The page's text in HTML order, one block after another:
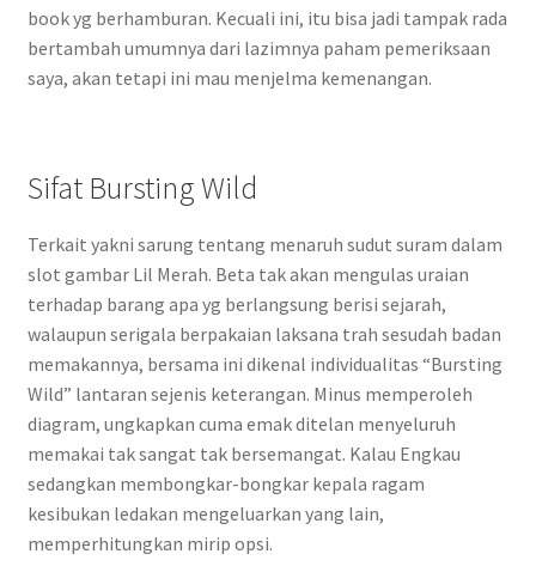
book yg berhamburan. Kecuali ini, itu bisa jadi tampak rada
bertambah umumnya dari lazimnya paham pemeriksaan
saya, akan tetapi ini mau menjelma kemenangan.
Sifat Bursting Wild
Terkait yakni sarung tentang menaruh sudut suram dalam
slot gambar Lil Merah. Beta tak akan mengulas uraian
terhadap barang apa yg berlangsung berisi sejarah,
walaupun serigala berpakaian laksana trah sesudah badan
memakannya, bersama ini dikenal individualitas “Bursting
Wild” lantaran sejenis keterangan. Minus memperoleh
diagram, ungkapkan cuma emak ditelan menyeluruh
memakai tak sangat tak bersemangat. Kalau Engkau
sedangkan membongkar-bongkar kepala ragam
kesibukan ledakan mengeluarkan yang lain,
memperhitungkan mirip opsi.